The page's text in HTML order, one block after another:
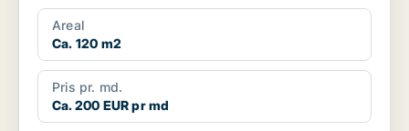
Areal
Ca. 120 m2
Pris pr. md.
Ca. 200 EUR pr md